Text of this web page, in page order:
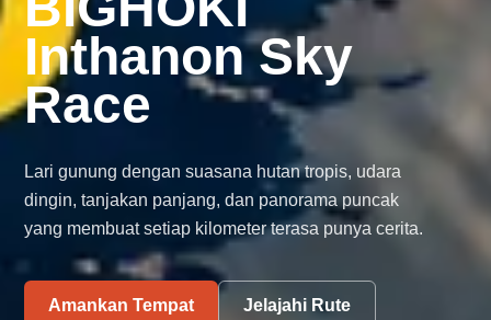
Inthanon Sky
Race
Lari gunung dengan suasana hutan tropis, udara
dingin, tanjakan panjang, dan panorama puncak
yang membuat setiap kilometer terasa punya cerita.
Amankan Tempat Jelajahi Rute